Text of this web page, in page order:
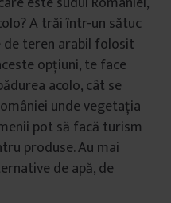
A trăi într-un sătuc
teren arabil folosit
opțiuni, te face
acolo, cât se
unde vegetația
pot să facă turism
produse. Au mai
de apă, de